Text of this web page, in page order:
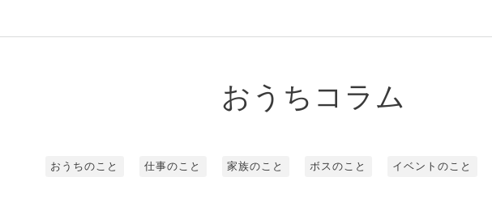
おうちコラム
おうちのこと 仕事のこと 家族のこと ボスのこと イベントのこと